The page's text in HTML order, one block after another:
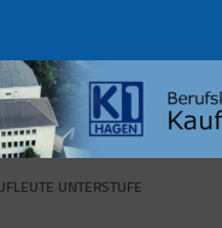
UNTERSTUFE